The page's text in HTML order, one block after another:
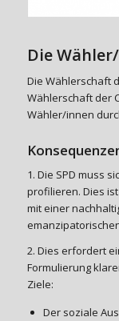
Die
Die Wählerschaft
Wählerschaft der
Wähler/innen
1. Die SPD muss
profilieren. Dies
mit einer
2. Dies erfordert
Formulierung
Ziele:
Der soziale